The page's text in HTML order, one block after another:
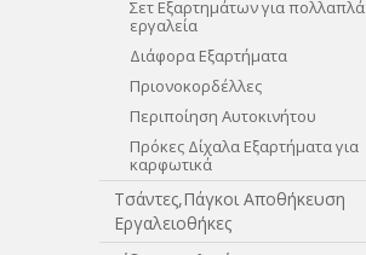
Σετ Εξαρτημάτων για πολλαπλά
εργαλεία
Διάφορα Εξαρτήματα
Πριονοκορδέλλες
Περιποίηση Αυτοκινήτου
Πρόκες Δίχαλα Εξαρτήματα για
καρφωτικά
Τσάντες,Πάγκοι Αποθήκευση
Εργαλειοθήκες